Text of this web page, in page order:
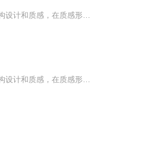
在尊重《封神榜》原著框架的基础上，根据新形势下的审美习惯进行了扩展，追求电影的结构设计和质感，在质感形式上也吸收火影、海贼王等优秀动画的打斗形式、层次设计，让古老的神话故事焕发新的光彩。搞笑但不庸俗，清晰易懂但不肤浅，通过挖掘扩展故事内...
在尊重《封神榜》原著框架的基础上，根据新形势下的审美习惯进行了扩展，追求电影的结构设计和质感，在质感形式上也吸收火影、海贼王等优秀动画的打斗形式、层次设计，让古老的神话故事焕发新的光彩。搞笑但不庸俗，清晰易懂但不肤浅，通过挖掘扩展故事内...